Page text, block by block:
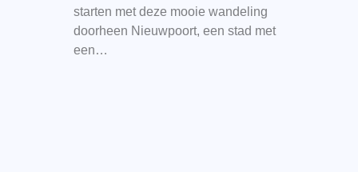
starten met deze mooie wandeling
doorheen Nieuwpoort, een stad met
een…